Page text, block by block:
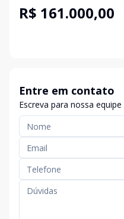
R$ 161.000,00
Entre em contato
Escreva para nossa equipe